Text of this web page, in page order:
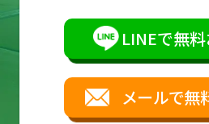
LINEで無
メールで無